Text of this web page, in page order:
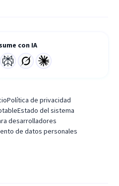
con IA
Política de privacidad
Estado del sistema
desarrolladores
de datos personales